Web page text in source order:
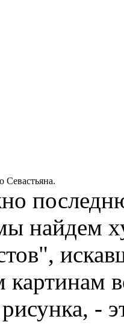
Севастьяна.
найдем
картинам
-